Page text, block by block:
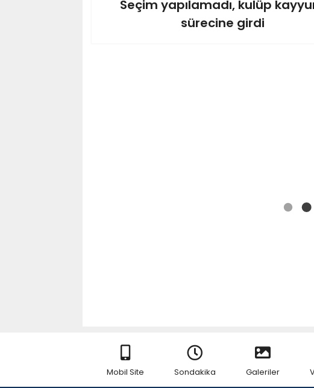
Seçim yapılamadı, kulüp
sürecine girdi
Mobil Site Sondakika Galeriler